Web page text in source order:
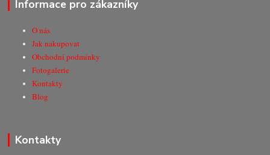
Informace pro zákazníky
O nás
Jak nakupovat
Obchodní podmínky
Fotogalerie
Kontakty
Blog
Kontakty